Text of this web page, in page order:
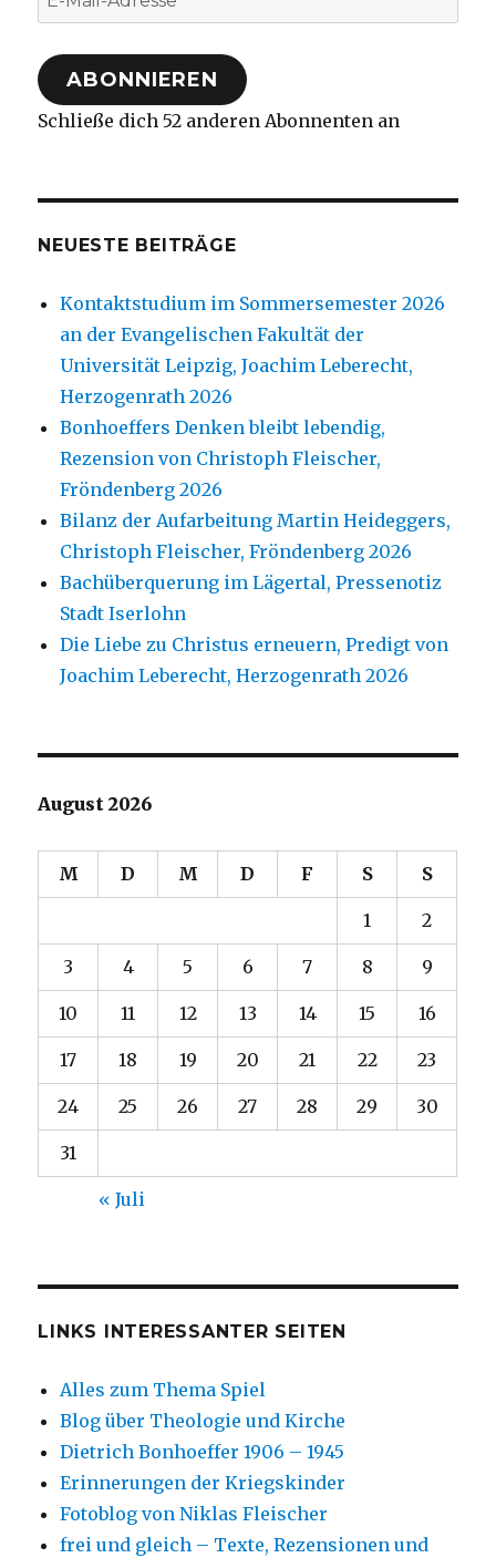
Mail-
Adresse
ABONNIEREN
Schließe dich 52 anderen Abonnenten an
NEUESTE BEITRÄGE
Kontaktstudium im Sommersemester 2026
an der Evangelischen Fakultät der
Universität Leipzig, Joachim Leberecht,
Herzogenrath 2026
Bonhoeffers Denken bleibt lebendig,
Rezension von Christoph Fleischer,
Fröndenberg 2026
Bilanz der Aufarbeitung Martin Heideggers,
Christoph Fleischer, Fröndenberg 2026
Bachüberquerung im Lägertal, Pressenotiz
Stadt Iserlohn
Die Liebe zu Christus erneuern, Predigt von
Joachim Leberecht, Herzogenrath 2026
August 2026
M D M D F S S
1 2
3 4 5 6 7 8 9
10 11 12 13 14 15 16
17 18 19 20 21 22 23
24 25 26 27 28 29 30
31
« Juli
LINKS INTERESSANTER SEITEN
Alles zum Thema Spiel
Blog über Theologie und Kirche
Dietrich Bonhoeffer 1906 – 1945
Erinnerungen der Kriegskinder
Fotoblog von Niklas Fleischer
frei und gleich – Texte, Rezensionen und